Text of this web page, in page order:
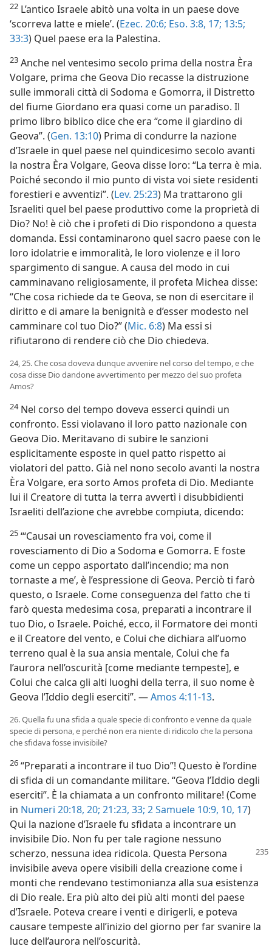
22 L’antico Israele abitò una volta in un paese dove
‘scorreva latte e miele’. (Ezec. 20:6; Eso. 3:8, 17; 13:5;
33:3) Quel paese era la Palestina.
23 Anche nel ventesimo secolo prima della nostra Èra
Volgare, prima che Geova Dio recasse la distruzione
sulle immorali città di Sodoma e Gomorra, il Distretto
del fiume Giordano era quasi come un paradiso. Il
primo libro biblico dice che era “come il giardino di
Geova”. (Gen. 13:10) Prima di condurre la nazione
d’Israele in quel paese nel quindicesimo secolo avanti
la nostra Èra Volgare, Geova disse loro: “La terra è mia.
Poiché secondo il mio punto di vista voi siete residenti
forestieri e avventizi”. (Lev. 25:23) Ma trattarono gli
Israeliti quel bel paese produttivo come la proprietà di
Dio? No! è ciò che i profeti di Dio rispondono a questa
domanda. Essi contaminarono quel sacro paese con le
loro idolatrie e immoralità, le loro violenze e il loro
spargimento di sangue. A causa del modo in cui
camminavano religiosamente, il profeta Michea disse:
“Che cosa richiede da te Geova, se non di esercitare il
diritto e di amare la benignità e d’esser modesto nel
camminare col tuo Dio?” (Mic. 6:8) Ma essi si
rifiutarono di rendere ciò che Dio chiedeva.
24, 25. Che cosa doveva dunque avvenire nel corso del tempo, e che
cosa disse Dio dandone avvertimento per mezzo del suo profeta
Amos?
24Nel corso del tempo doveva esserci quindi un
confronto. Essi violavano il loro patto nazionale con
Geova Dio. Meritavano di subire le sanzioni
esplicitamente esposte in quel patto rispetto ai
violatori del patto. Già nel nono secolo avanti la nostra
Èra Volgare, era sorto Amos profeta di Dio. Mediante
lui il Creatore di tutta la terra avvertì i disubbidienti
Israeliti dell’azione che avrebbe compiuta, dicendo:
25 “‘Causai un rovesciamento fra voi, come il
rovesciamento di Dio a Sodoma e Gomorra. E foste
come un ceppo asportato dall’incendio; ma non
tornaste a me’, è l’espressione di Geova. Perciò ti farò
questo, o Israele. Come conseguenza del fatto che ti
farò questa medesima cosa, preparati a incontrare il
tuo Dio, o Israele. Poiché, ecco, il Formatore dei monti
e il Creatore del vento, e Colui che dichiara all’uomo
terreno qual è la sua ansia mentale, Colui che fa
l’aurora nell’oscurità [come mediante tempeste], e
Colui che calca gli alti luoghi della terra, il suo nome è
Geova l’Iddio degli eserciti”. —Amos 4:11-13.
26. Quella fu una sfida a quale specie di confronto e venne da quale
specie di persona, e perché non era niente di ridicolo che la persona
che sfidava fosse invisibile?
26 “Preparati a incontrare il tuo Dio”! Questo è l’ordine
di sfida di un comandante militare. “Geova l’Iddio degli
eserciti”. È la chiamata a un confronto militare! (Come
in Numeri 20:18, 20; 21:23, 33; 2 Samuele 10:9, 10, 17)
Qui la nazione d’Israele fu sfidata a incontrare un
invisibile Dio. Non fu per tale ragione nessuno
scherzo, nessuna idea ridicola. Questa Persona
invisibile aveva opere visibili della creazione come i
monti che rendevano testimonianza alla sua esistenza
di Dio reale. Era più alto dei più alti monti del paese
d’Israele. Poteva creare i venti e dirigerli, e poteva
causare tempeste all’inizio del giorno per far svanire la
luce dell’aurora nell’oscurità.